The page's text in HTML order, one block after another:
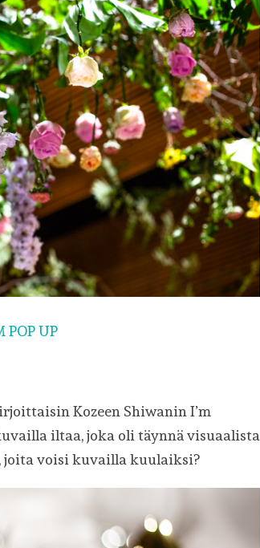
POP UP
Kozeen Shiwanin I’m
iltaa, joka oli täynnä visuaalista
voisi kuvailla kuulaiksi?